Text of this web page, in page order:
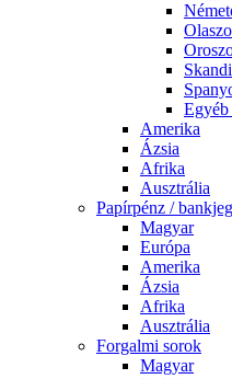
Amerika
Ázsia
Afrika
Ausztrália
Papírpénz /
Magyar
Európa
Amerika
Ázsia
Afrika
Ausztrália
Forgalmi sorok
Magyar